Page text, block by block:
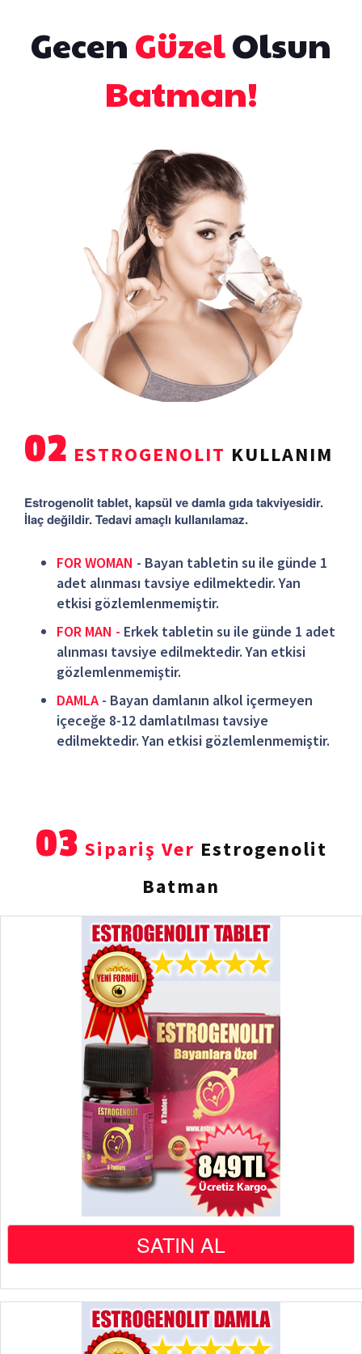
GecenGüzelOlsun
Batman!
02 ESTROGENOLIT KULLANIM
Estrogenolit tablet, kapsül ve damla gıda takviyesidir.
İlaç değildir. Tedavi amaçlı kullanılamaz.
FOR WOMAN - Bayan tabletin su ile günde 1
adet alınması tavsiye edilmektedir. Yan
etkisi gözlemlenmemiştir.
FOR MAN - Erkek tabletin su ile günde 1 adet
alınması tavsiye edilmektedir. Yan etkisi
gözlemlenmemiştir.
DAMLA - Bayan damlanın alkol içermeyen
içeceğe 8-12 damlatılması tavsiye
edilmektedir. Yan etkisi gözlemlenmemiştir.
03 Sipariş Ver Estrogenolit
Batman
SATIN AL